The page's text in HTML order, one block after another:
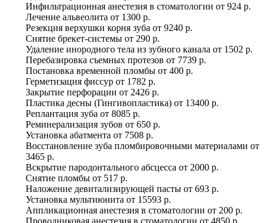
Инфильтрационная анестезия в стоматологии от 924 р.
Лечение альвеолита от 1300 р.
Резекция верхушки корня зуба от 9240 р.
Снятие брекет-системы от 290 р.
Удаление инородного тела из зубного канала от 1502 р.
Перебазировка съемных протезов от 7739 р.
Постановка временной пломбы от 400 р.
Герметизация фиссур от 1782 р.
Закрытие перфорации от 2426 р.
Пластика десны (Гингивопластика) от 13400 р.
Реплантация зуба от 8085 р.
Реминерализация зубов от 650 р.
Установка абатмента от 7508 р.
Восстановление зуба пломбировочными материалами от
3465 р.
Вскрытие пародонтального абсцесса от 2000 р.
Снятие пломбы от 517 р.
Наложение девитализирующей пасты от 693 р.
Установка мультиюнита от 15593 р.
Аппликационная анестезия в стоматологии от 200 р.
Проводниковая анестезия в стоматологии от 4850 р.